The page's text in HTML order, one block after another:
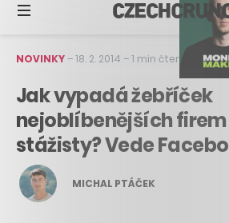
NOVINKY–18. 2. 2014 –1 min čtení
Jak vypadá žebříček
nejoblíbenějších
stážisty? Vede
MICHAL PTÁČEK